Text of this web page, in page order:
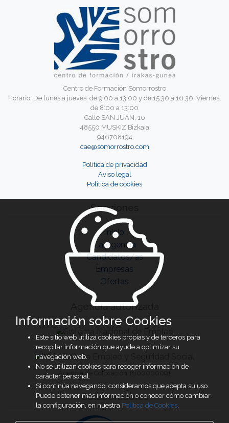
Centro de Formación Somorrostro
Horario: De lunes a jueves: de 9:00 a 13:00 y de 15:30 a 16:30. Viernes:
de 8:00 a 13:00
Calle SAN JUAN, 10
48550 MUSKIZ Bizkaia
946708194
cae@somorrostro.com
Política de privacidad
Aviso legal
Política de cookies
Secciones
Inicio
La Agencia
Candidatos/as
Empresas
Ofertas
Agencia autorizada
Agencia de Colocación 1600000091
Colaboradores
Información sobre Cookies
Este sitio web utiliza cookies propias y de terceros para
recopilar información que ayude a optimizar su
navegación web.
No se utilizan cookies para recoger información de
carácter personal.
Si continúa navegando, consideramos que acepta su uso.
Puede obtener más información o conocer cómo cambiar
la configuración, en nuestra Política de Cookies.